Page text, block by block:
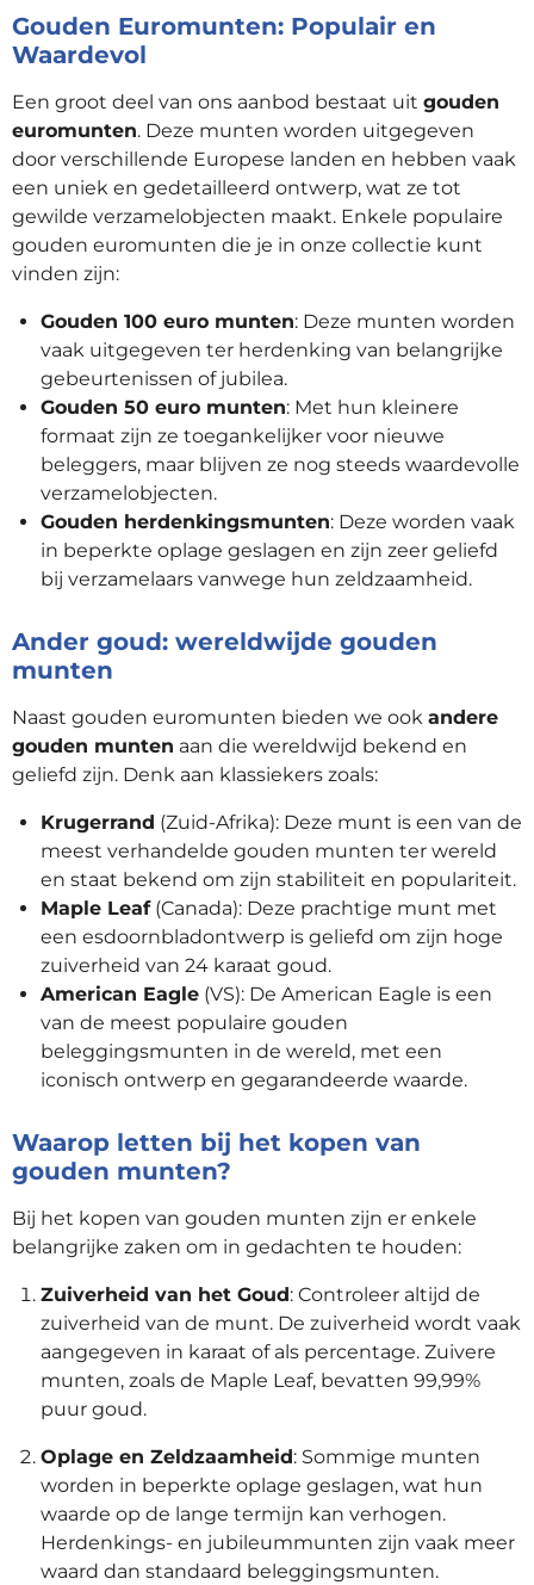
Gouden Euromunten: Populair en
Waardevol
Een groot deel van ons aanbod bestaat uit gouden
euromunten. Deze munten worden uitgegeven
door verschillende Europese landen en hebben vaak
een uniek en gedetailleerd ontwerp, wat ze tot
gewilde verzamelobjecten maakt. Enkele populaire
gouden euromunten die je in onze collectie kunt
vinden zijn:
Gouden 100 euro munten: Deze munten worden
vaak uitgegeven ter herdenking van belangrijke
gebeurtenissen of jubilea.
Gouden 50 euro munten: Met hun kleinere
formaat zijn ze toegankelijker voor nieuwe
beleggers, maar blijven ze nog steeds waardevolle
verzamelobjecten.
Gouden herdenkingsmunten: Deze worden vaak
in beperkte oplage geslagen en zijn zeer geliefd
bij verzamelaars vanwege hun zeldzaamheid.
Ander goud: wereldwijde gouden
munten
Naast gouden euromunten bieden we ook andere
gouden munten aan die wereldwijd bekend en
geliefd zijn. Denk aan klassiekers zoals:
Krugerrand (Zuid-Afrika): Deze munt is een van de
meest verhandelde gouden munten ter wereld
en staat bekend om zijn stabiliteit en populariteit.
Maple Leaf(Canada): Deze prachtige munt met
een esdoornbladontwerp is geliefd om zijn hoge
zuiverheid van 24 karaat goud.
American Eagle (VS): De American Eagle is een
van de meest populaire gouden
beleggingsmunten in de wereld, met een
iconisch ontwerp en gegarandeerde waarde.
Waarop letten bij het kopen van
gouden munten?
Bij het kopen van gouden munten zijn er enkele
belangrijke zaken om in gedachten te houden:
Zuiverheid van het Goud: Controleer altijd de
zuiverheid van de munt. De zuiverheid wordt vaak
aangegeven in karaat of als percentage. Zuivere
munten, zoals de Maple Leaf, bevatten 99,99%
puur goud.
Oplage en Zeldzaamheid: Sommige munten
worden in beperkte oplage geslagen, wat hun
waarde op de lange termijn kan verhogen.
Herdenkings- en jubileummunten zijn vaak meer
waard dan standaard beleggingsmunten.